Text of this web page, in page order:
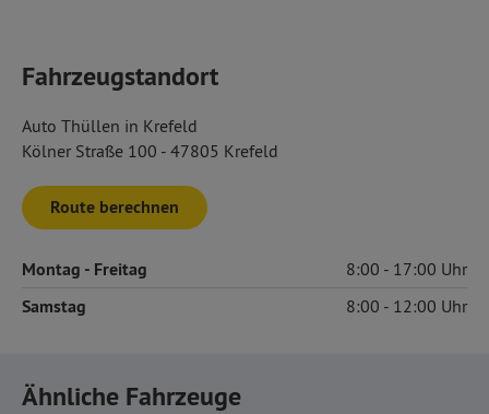
Fahrzeugstandort
Auto Thüllen in Krefeld
Kölner Straße 100 - 47805 Krefeld
Route berechnen
Montag - Freitag 8:00 17:00
Samstag 8:00 12:00
Ähnliche Fahrzeuge